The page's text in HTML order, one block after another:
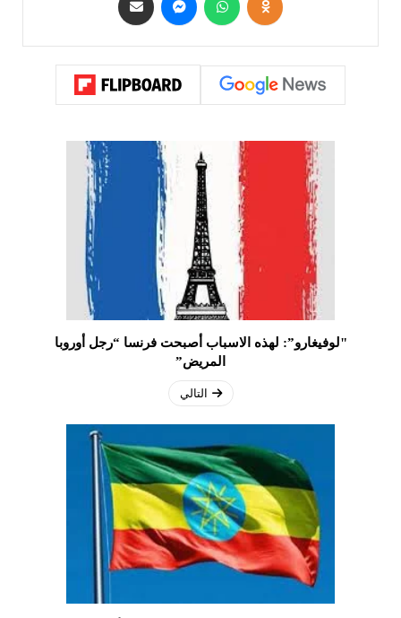
"لوفيغارو”: لهذه الاسباب أصبحت فرنسا “رجل أوروبا
المريض”
التالي